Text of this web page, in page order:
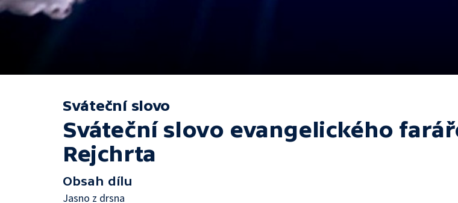
Sváteční slovo
Sváteční slovo evangelického
Rejchrta
Obsah dílu
Jasno z drsna